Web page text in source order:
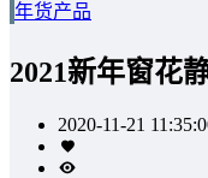
年货产品
2021新年窗花
2020-11-21